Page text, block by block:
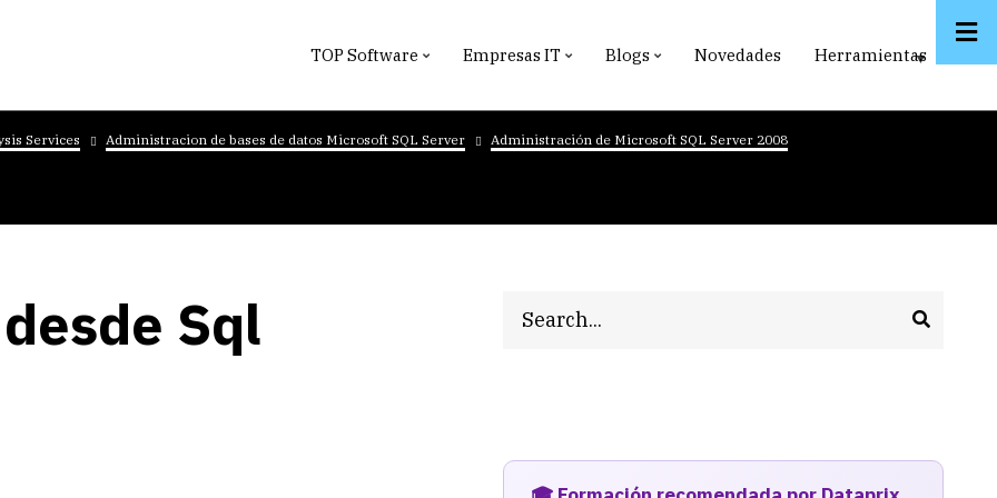
TOP Software Empresas IT Blogs Novedades Herramientas
Services Administracion de bases de datos Microsoft SQL Server Administración de Microsoft SQL Server 2008
Sql